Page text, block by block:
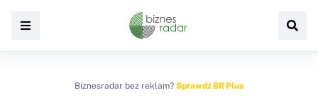
Biznesradar bez reklam? Sprawdź BR Plus